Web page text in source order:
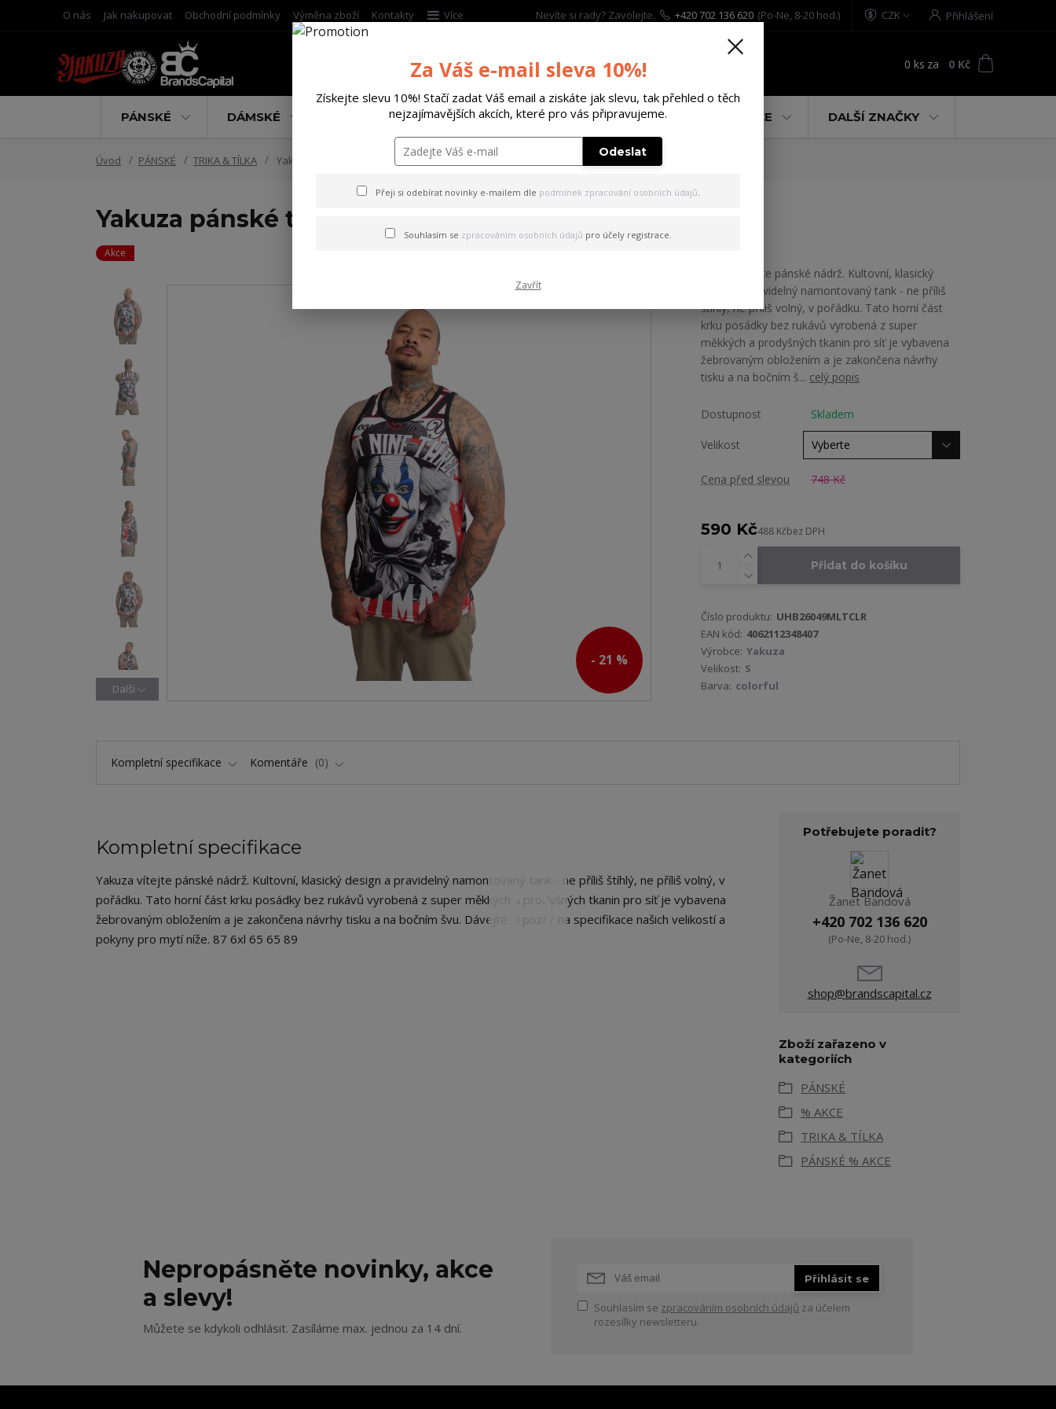
O nás Jak nakupovat Obchodní podmínky Výměna zboží Kontakty Více CZK Přihlášení
Nevíte si rady? Zavolejte. +420 702 136 620 (Po-Ne, 8-20 hod.)
0 ks za 0 Kč
PÁNSKÉ DÁMSKÉ DOPLŇKY DÁRKOVÉ POUKAZY % AKCE DALŠÍ ZNAČKY
Úvod PÁNSKÉ TRIKA & TÍLKA Yakuza pánské tílko Welcome Mesh Tanktop
Yakuza pánské tílko Welcome Mesh Tanktop
Akce
- 21 %
Další
Yakuza vítejte pánské nádrž. Kultovní, klasický
design a pravidelný namontovaný tank - ne příliš
štíhlý, ne příliš volný, v pořádku. Tato horní část
krku posádky bez rukávů vyrobená z super
měkkých a prodyšných tkanin pro síť je vybavena
žebrovaným obložením a je zakončena návrhy
tisku a na bočním š... celý popis
Dostupnost Skladem
Velikost
Cena před slevou 748 Kč
590 Kč488 Kčbez DPH
Přidat do košíku
Číslo produktu: UHB26049MLTCLR
EAN kód: 4062112348407
Výrobce: Yakuza
Velikost: S
Barva: colorful
Kompletní specifikace Komentáře 0
Kompletní specifikace
Yakuza vítejte pánské nádrž. Kultovní, klasický design a pravidelný namontovaný tank - ne příliš štíhlý, ne příliš volný, v
pořádku. Tato horní část krku posádky bez rukávů vyrobená z super měkkých a prodyšných tkanin pro síť je vybavena
žebrovaným obložením a je zakončena návrhy tisku a na bočním švu. Dávejte si pozor na specifikace našich velikostí a
pokyny pro mytí níže. 87 6xl 65 65 89
Potřebujete poradit?
Žanet Bandová
+420 702 136 620
(Po-Ne, 8-20 hod.)
shop@brandscapital.cz
Zboží zařazeno v
kategoriích
PÁNSKÉ
% AKCE
TRIKA & TÍLKA
PÁNSKÉ % AKCE
Nepropásněte novinky, akce
a slevy!
Můžete se kdykoli odhlásit. Zasíláme max. jednou za 14 dní.
Přihlásit se
Souhlasím se zpracováním osobních údajů za účelem
rozesílky newsletteru.
Za Váš e-mail sleva 10%!
Získejte slevu 10%! Stačí zadat Váš email a ziskáte jak slevu, tak přehled o těch
nejzajímavějších akcích, které pro vás připravujeme.
Odeslat
Přeji si odebírat novinky e-mailem dle podmínek zpracování osobních údajů.
Souhlasím se zpracováním osobních údajů pro účely registrace.
Zavřít